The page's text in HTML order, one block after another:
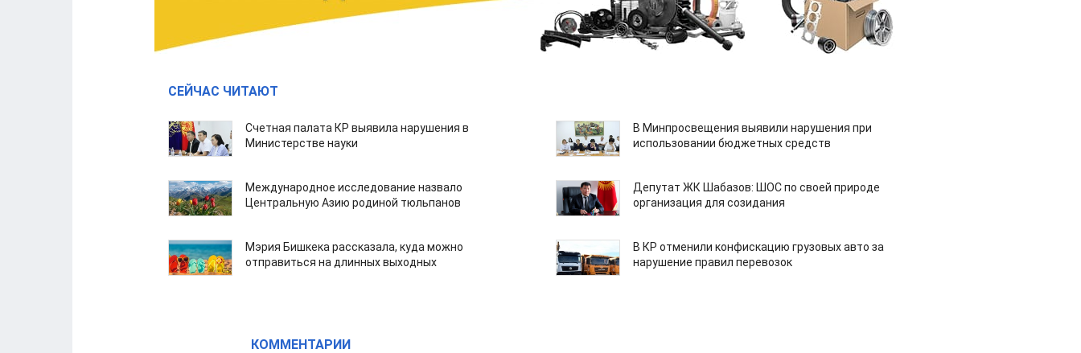
СЕЙЧАС ЧИТАЮТ
Счетная палата КР выявила нарушения в
Министерстве науки
В Минпросвещения выявили нарушения при
использовании бюджетных средств
Международное исследование назвало
Центральную Азию родиной тюльпанов
Депутат ЖК Шабазов: ШОС по своей природе
организация для созидания
Мэрия Бишкека рассказала, куда можно
отправиться на длинных выходных
В КР отменили конфискацию грузовых авто за
нарушение правил перевозок
КОММЕНТАРИИ